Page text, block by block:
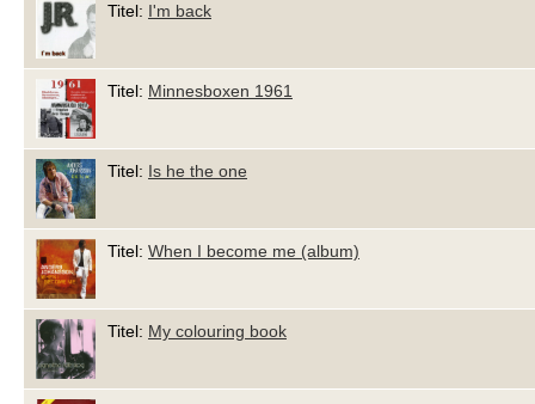
Titel: I'm back
Titel: Minnesboxen 1961
Titel: Is he the one
Titel: When I become me (album)
Titel: My colouring book